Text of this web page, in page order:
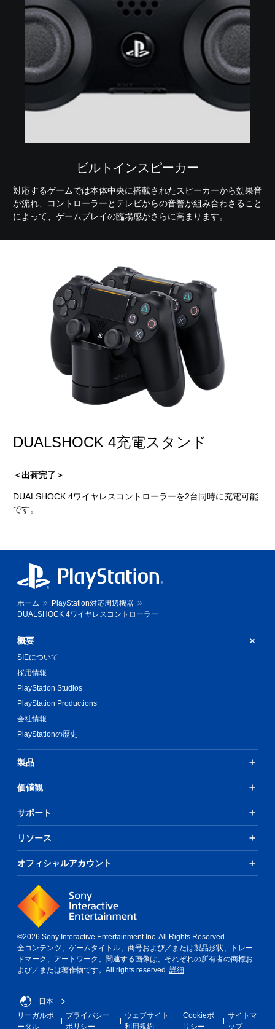
ビルトインスピーカー
対応するゲームでは本体中央に搭載されたスピーカーから効果音
が流れ、コントローラーとテレビからの音響が組み合わさること
によって、ゲームプレイの臨場感がさらに高まります。
DUALSHOCK 4充電スタンド
＜出荷完了＞
DUALSHOCK 4ワイヤレスコントローラーを2台同時に充電可能
です。
ホーム
PlayStation対応周辺機器
DUALSHOCK 4ワイヤレスコントローラー
概要
SIEについて
採用情報
PlayStation Studios
PlayStation Productions
会社情報
PlayStationの歴史
製品
価値観
サポート
リソース
オフィシャルアカウント
©2026 Sony Interactive Entertainment Inc. All Rights Reserved.
全コンテンツ、ゲームタイトル、商号および／または製品形状、トレー
ドマーク、アートワーク、関連する画像は、それぞれの所有者の商標お
よび／または著作物です。All rights reserved. 詳細
日本
リーガルポ
ータル
プライバシー
ポリシー
ウェブサイト
利用規約
Cookieポ
リシー
サイトマ
ップ